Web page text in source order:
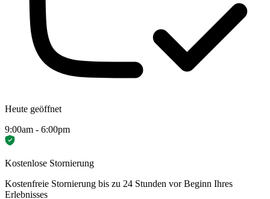
Heute geöffnet
9:00am - 6:00pm
Kostenlose Stornierung
Kostenfreie Stornierung bis zu 24 Stunden vor Beginn Ihres
Erlebnisses